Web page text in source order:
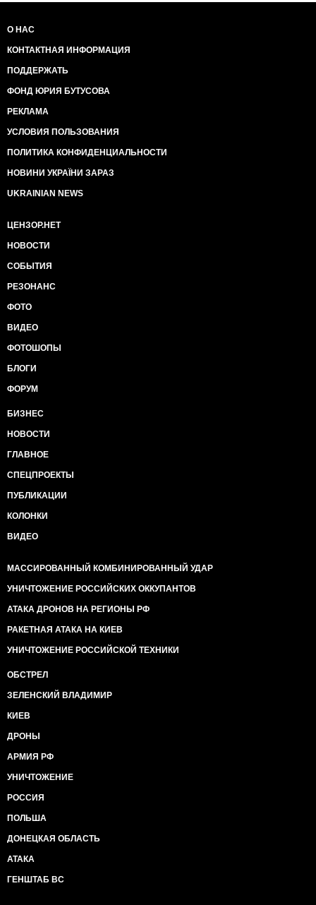
О НАС
КОНТАКТНАЯ ИНФОРМАЦИЯ
ПОДДЕРЖАТЬ
ФОНД ЮРИЯ БУТУСОВА
РЕКЛАМА
УСЛОВИЯ ПОЛЬЗОВАНИЯ
ПОЛИТИКА КОНФИДЕНЦИАЛЬНОСТИ
НОВИНИ УКРАЇНИ ЗАРАЗ
UKRAINIAN NEWS
ЦЕНЗОР.НЕТ
НОВОСТИ
СОБЫТИЯ
РЕЗОНАНС
ФОТО
ВИДЕО
ФОТОШОПЫ
БЛОГИ
ФОРУМ
БИЗНЕС
НОВОСТИ
ГЛАВНОЕ
СПЕЦПРОЕКТЫ
ПУБЛИКАЦИИ
КОЛОНКИ
ВИДЕО
МАССИРОВАННЫЙ КОМБИНИРОВАННЫЙ УДАР
УНИЧТОЖЕНИЕ РОССИЙСКИХ ОККУПАНТОВ
АТАКА ДРОНОВ НА РЕГИОНЫ РФ
РАКЕТНАЯ АТАКА НА КИЕВ
УНИЧТОЖЕНИЕ РОССИЙСКОЙ ТЕХНИКИ
ОБСТРЕЛ
ЗЕЛЕНСКИЙ ВЛАДИМИР
КИЕВ
ДРОНЫ
АРМИЯ РФ
УНИЧТОЖЕНИЕ
РОССИЯ
ПОЛЬША
ДОНЕЦКАЯ ОБЛАСТЬ
АТАКА
ГЕНШТАБ ВС